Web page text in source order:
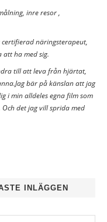
inre resor ,
certifierad näringsterapeut,
ha med sig.
till att leva från hjärtat,
bär på känslan att jag
i min alldeles egna film som
det jag vill sprida med
INLÄGGEN